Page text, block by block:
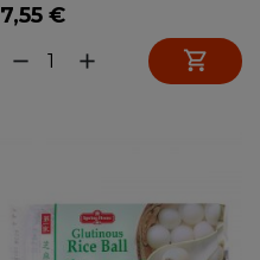
7,55 €
remove add 